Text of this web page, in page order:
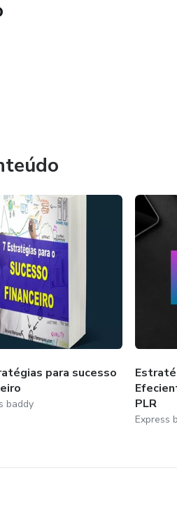
para sucesso
baddy
PLR
Express